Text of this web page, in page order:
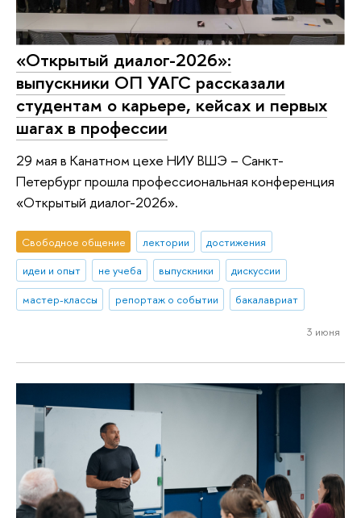
«Открытый диалог-2026»:
выпускники ОП УАГС рассказали
студентам о карьере, кейсах и первых
шагах в профессии
29 мая в Канатном цехе НИУ ВШЭ – Санкт-
Петербург прошла профессиональная конференция
«Открытый диалог-2026».
Свободное общение лектории
достижения
идеи и опыт
не учеба выпускники
дискуссии
мастер-классы
репортаж о событии бакалавриат
3 июня